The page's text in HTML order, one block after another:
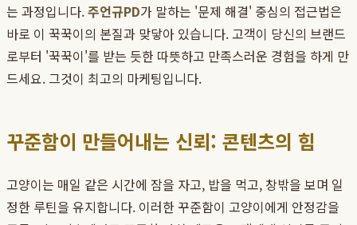
는 과정입니다.주언규PD가 말하는 '문제 해결' 중심의 접근법은
바로 이 꾹꾹이의 본질과 맞닿아 있습니다. 고객이 당신의 브랜드
로부터 '꾹꾹이'를 받는 듯한 따뜻하고 만족스러운 경험을 하게 만
드세요. 그것이 최고의 마케팅입니다.
꾸준함이 만들어내는 신뢰: 콘텐츠의 힘
고양이는 매일 같은 시간에 잠을 자고, 밥을 먹고, 창밖을 보며 일
정한 루틴을 유지합니다. 이러한 꾸준함이 고양이에게 안정감을